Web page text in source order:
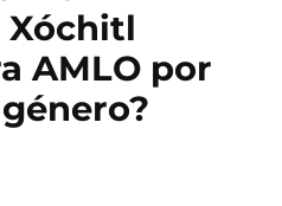
Xóchitl
AMLO por